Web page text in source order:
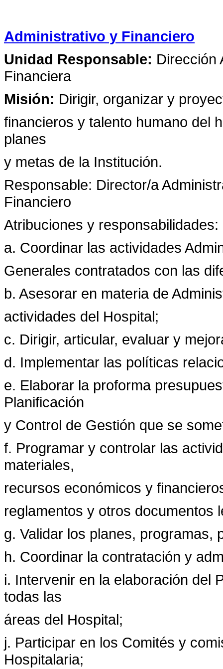
Administrativo y Financiero
Unidad Responsable: Dirección
Financiera
Misión: Dirigir, organizar y
financieros y talento humano del
planes
y metas de la Institución.
Responsable: Director/a
Financiero
Atribuciones y responsabilidades:
a. Coordinar las actividades
Generales contratados con las
b. Asesorar en materia de
actividades del Hospital;
c. Dirigir, articular, evaluar y
d. Implementar las políticas
e. Elaborar la proforma
Planificación
y Control de Gestión que se
f. Programar y controlar las
materiales,
recursos económicos y
reglamentos y otros documentos
g. Validar los planes, programas,
h. Coordinar la contratación y
i. Intervenir en la elaboración del
todas las
áreas del Hospital;
j. Participar en los Comités y
Hospitalaria;